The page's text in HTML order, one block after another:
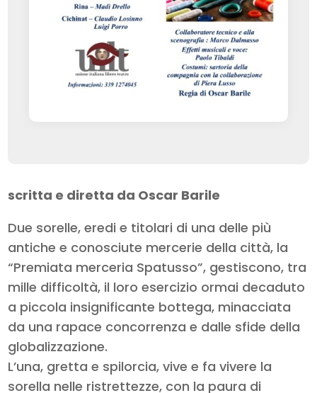
scritta e diretta da Oscar Barile
Due sorelle, eredi e titolari di una delle più
antiche e conosciute mercerie della città, la
“Premiata merceria Spatusso”, gestiscono, tra
mille difficoltà, il loro esercizio ormai decaduto
a piccola insignificante bottega, minacciata
da una rapace concorrenza e dalle sfide della
globalizzazione.
L’una, gretta e spilorcia, vive e fa vivere la
sorella nelle ristrettezze, con la paura di